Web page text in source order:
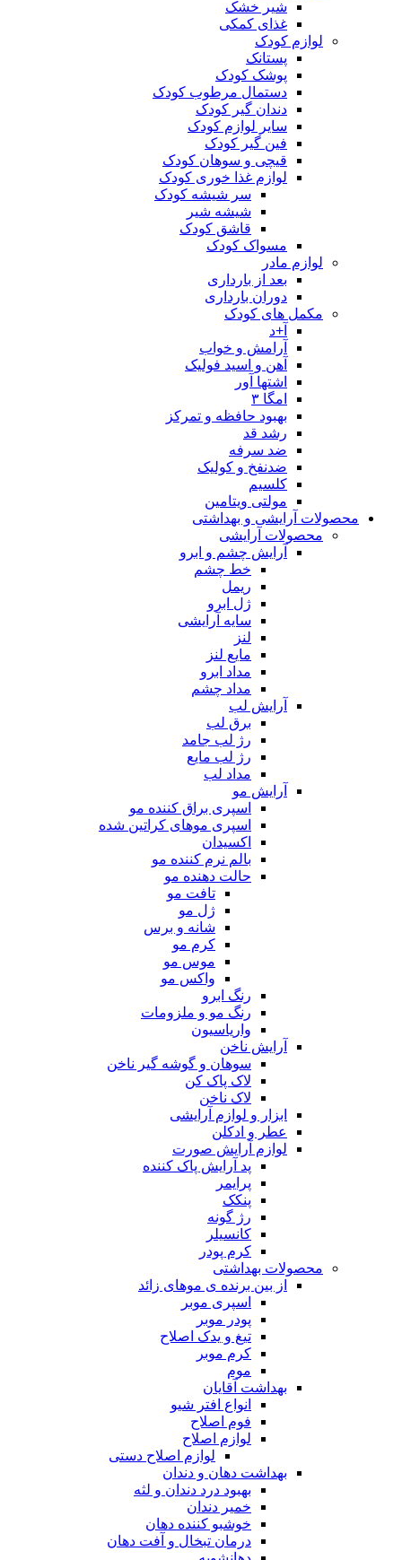
شیر خشک
غذای کمکی
لوازم کودک
پستانک
پوشک کودک
دستمال مرطوب کودک
دندان گیر کودک
سایر لوازم کودک
فین گیر کودک
قیچی و سوهان کودک
لوازم غذا خوری کودک
سر شیشه کودک
شیشه شیر
قاشق کودک
مسواک کودک
لوازم مادر
بعد از بارداری
دوران بارداری
مکمل های کودک
آ+د
آرامش و خواب
آهن و اسید فولیک
اشتها آور
امگا ۳
بهبود حافظه و تمرکز
رشد قد
ضد سرفه
ضدنفخ و کولیک
کلسیم
مولتی ویتامین
محصولات آرایشی و بهداشتی
محصولات آرایشی
آرایش چشم و ابرو
خط چشم
ریمل
ژل ابرو
سایه آرایشی
لنز
مایع لنز
مداد ابرو
مداد چشم
آرایش لب
برق لب
رژ لب جامد
رژ لب مایع
مداد لب
آرایش مو
اسپری براق کننده مو
اسپری موهای کراتین شده
اکسیدان
بالم نرم کننده مو
حالت دهنده مو
تافت مو
ژل مو
شانه و برس
کرم مو
موس مو
واکس مو
رنگ ابرو
رنگ مو و ملزومات
واریاسیون
آرایش ناخن
سوهان و گوشه گیر ناخن
لاک پاک کن
لاک ناخن
ابزار و لوازم آرایشی
عطر و ادکلن
لوازم آرایش صورت
پد آرایش پاک کننده
پرایمر
پنکک
رژ گونه
کانسیلر
کرم پودر
محصولات بهداشتی
از بین برنده ی موهای زائد
اسپری موبر
پودر موبر
تیغ و یدک اصلاح
کرم موبر
موم
بهداشت آقایان
انواع افتر شیو
فوم اصلاح
لوازم اصلاح
لوازم اصلاح دستی
بهداشت دهان و دندان
بهبود درد دندان و لثه
خمیر دندان
خوشبو کننده دهان
درمان تبخال و آفت دهان